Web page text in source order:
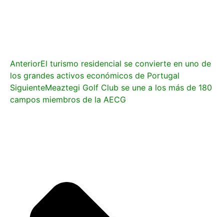
AnteriorEl turismo residencial se convierte en uno de
los grandes activos económicos de Portugal
SiguienteMeaztegi Golf Club se une a los más de 180
campos miembros de la AECG